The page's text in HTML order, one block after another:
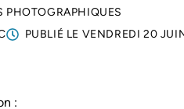
PHOTOGRAPHIQUES
PUBLIÉ LE VENDREDI 20
: